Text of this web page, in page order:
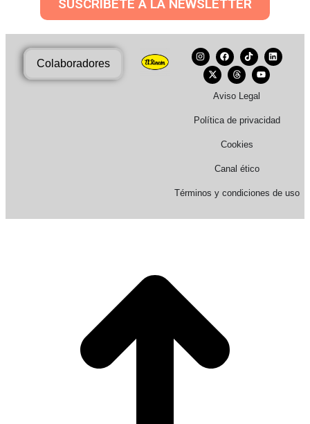
SUSCRÍBETE A LA NEWSLETTER
Colaboradores
Aviso Legal
Política de privacidad
Cookies
Canal ético
Términos y condiciones de uso